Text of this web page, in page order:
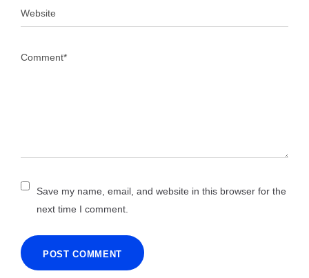
Save my name, email, and website in this browser for the
next time I comment.